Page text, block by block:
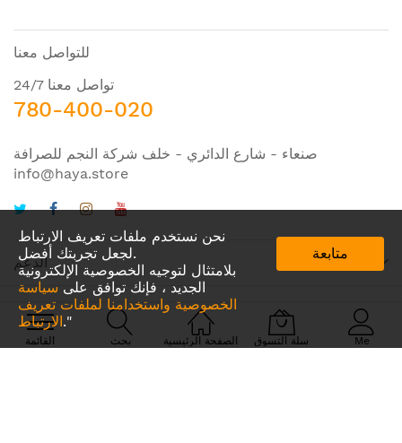
نحن نستخدم ملفات تعريف الارتباط
لجعل تجربتك أفضل.
بلامتثال لتوجيه الخصوصية الإلكترونية
الجديد ، فإنك توافق على سياسة
الخصوصية واستخدامنا لملفات تعريف
الارتباط."
متابعة
القائمة بحث الصفحة الرئيسية سلة التسوق Me
للتواصل معنا
تواصل معنا 24/7
780-400-020
صنعاء - شارع الدائري - خلف شركة النجم للصرافة
info@haya.store
الدعم
© 2024 Amazing IDEA. All Rights Reserved